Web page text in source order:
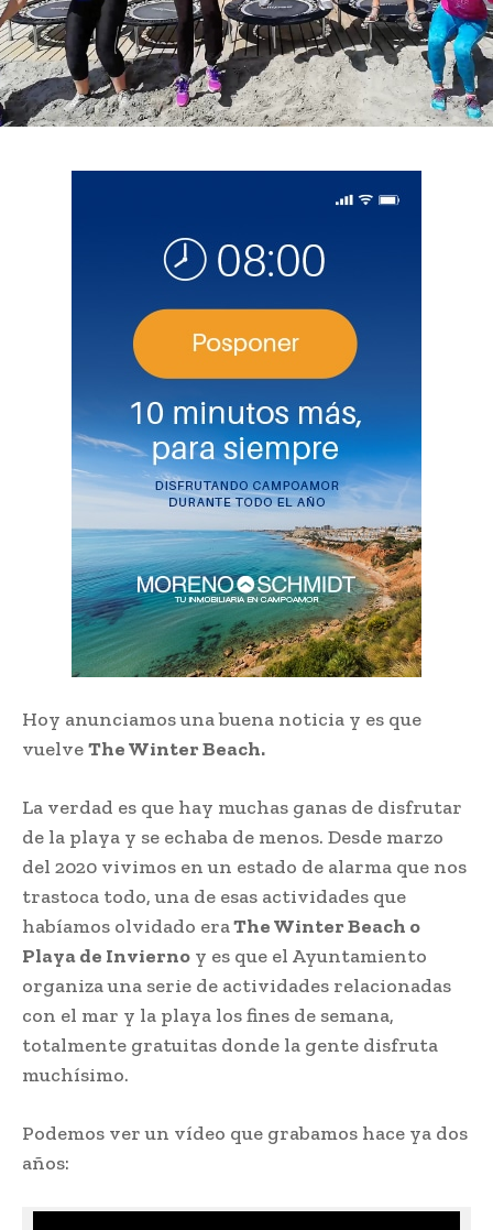
Hoy anunciamos una buena noticia y es que
vuelveThe Winter Beach.
La verdad es que hay muchas ganas de disfrutar
de la playa y se echaba de menos. Desde marzo
del 2020 vivimos en un estado de alarma que nos
trastoca todo, una de esas actividades que
habíamos olvidado eraThe Winter Beach o
Playa de Invierno y es que el Ayuntamiento
organiza una serie de actividades relacionadas
con el mar y la playa los fines de semana,
totalmente gratuitas donde la gente disfruta
muchísimo.
Podemos ver un vídeo que grabamos hace ya dos
años: